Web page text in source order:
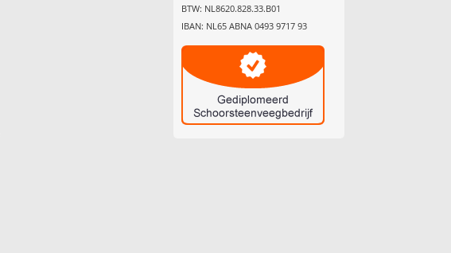
BTW: NL8620.828.33.B01
IBAN: NL65 ABNA 0493 9717 93